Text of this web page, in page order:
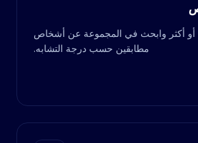
أو أكثر وابحث في المجموعة عن أشخاص
مطابقين حسب درجة التشابه.